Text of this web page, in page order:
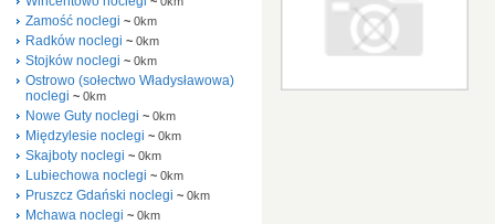
Zamość noclegi ~ 0km
Radków noclegi ~ 0km
Stojków noclegi ~ 0km
Ostrowo (sołectwo Władysławowa)
noclegi ~ 0km
Nowe Guty noclegi ~ 0km
Międzylesie noclegi ~ 0km
Skajboty noclegi ~ 0km
Lubiechowa noclegi ~ 0km
Pruszcz Gdański noclegi ~ 0km
Mchawa noclegi ~ 0km